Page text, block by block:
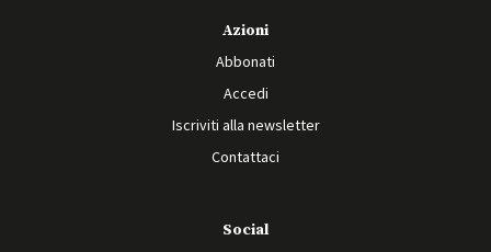
Azioni
Abbonati
Accedi
Iscriviti alla newsletter
Contattaci
Social